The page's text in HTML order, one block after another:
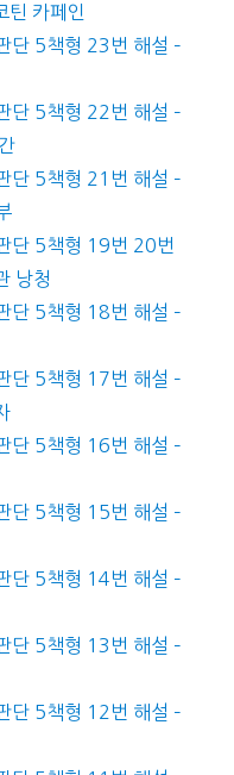
틴 카페인
단 5책형 23번 해설 –
단 5책형 22번 해설 –
단 5책형 21번 해설 –
단 5책형 19번 20번
낭청
단 5책형 18번 해설 –
단 5책형 17번 해설 –
단 5책형 16번 해설 –
단 5책형 15번 해설 –
단 5책형 14번 해설 –
단 5책형 13번 해설 –
단 5책형 12번 해설 –